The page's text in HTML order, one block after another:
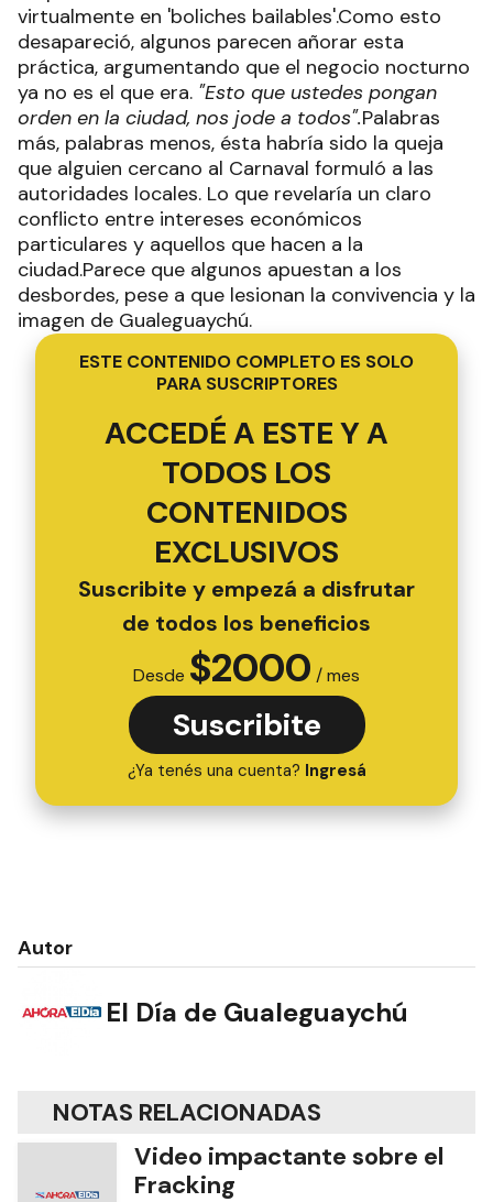
virtualmente en 'boliches bailables'.Como esto
desapareció, algunos parecen añorar esta
práctica, argumentando que el negocio nocturno
ya no es el que era. "Esto que ustedes pongan
orden en la ciudad, nos jode a todos".Palabras
más, palabras menos, ésta habría sido la queja
que alguien cercano al Carnaval formuló a las
autoridades locales. Lo que revelaría un claro
conflicto entre intereses económicos
particulares y aquellos que hacen a la
ciudad.Parece que algunos apuestan a los
desbordes, pese a que lesionan la convivencia y la
imagen de Gualeguaychú.
ESTE CONTENIDO COMPLETO ES SOLO
PARA SUSCRIPTORES
ACCEDÉ A ESTE Y A
TODOS LOS
CONTENIDOS
EXCLUSIVOS
Suscribite y empezá a disfrutar
de todos los beneficios
Desde $2000 / mes
Suscribite
¿Ya tenés una cuenta? Ingresá
Autor
El Día de Gualeguaychú
NOTAS RELACIONADAS
Video impactante sobre el
Fracking